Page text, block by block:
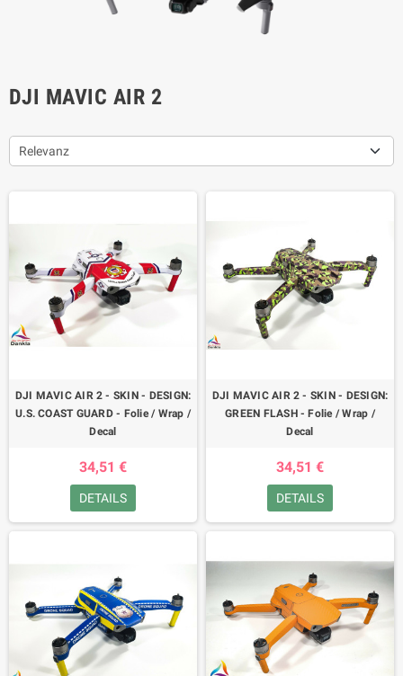
DJI MAVIC AIR 2
Relevanz
DJI MAVIC AIR 2 - SKIN - DESIGN:
U.S. COAST GUARD - Folie / Wrap /
Decal
34,51 €
DETAILS
DJI MAVIC AIR 2 - SKIN - DESIGN:
GREEN FLASH - Folie / Wrap /
Decal
34,51 €
DETAILS